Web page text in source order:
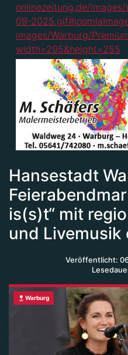
Hansestadt
is(s)t“ mit
und Livemusik
Veröffentlicht:
Warburg